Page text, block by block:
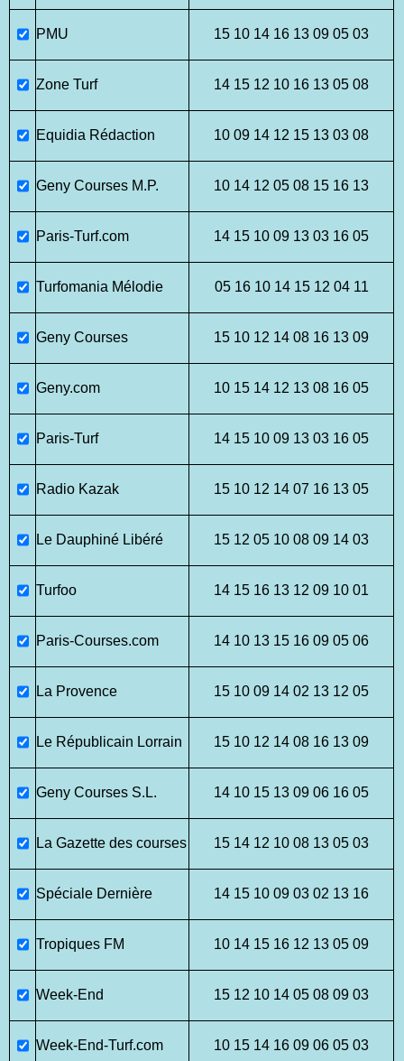
PMU 15 10 14 16 13 09 05 03
Zone Turf 14 15 12 10 16 13 05 08
Equidia Rédaction 10 09 14 12 15 13 03 08
Geny Courses M.P. 10 14 12 05 08 15 16 13
Paris-Turf.com 14 15 10 09 13 03 16 05
Turfomania Mélodie 05 16 10 14 15 12 04 11
Geny Courses 15 10 12 14 08 16 13 09
Geny.com 10 15 14 12 13 08 16 05
Paris-Turf 14 15 10 09 13 03 16 05
Radio Kazak 15 10 12 14 07 16 13 05
Le Dauphiné Libéré 15 12 05 10 08 09 14 03
Turfoo 14 15 16 13 12 09 10 01
Paris-Courses.com 14 10 13 15 16 09 05 06
La Provence 15 10 09 14 02 13 12 05
Le Républicain Lorrain 15 10 12 14 08 16 13 09
Geny Courses S.L. 14 10 15 13 09 06 16 05
La Gazette des courses 15 14 12 10 08 13 05 03
Spéciale Dernière 14 15 10 09 03 02 13 16
Tropiques FM 10 14 15 16 12 13 05 09
Week-End 15 12 10 14 05 08 09 03
Week-End-Turf.com 10 15 14 16 09 06 05 03